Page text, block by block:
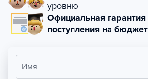
уровню
Официальная гарантия
поступления на бюджет
Имя